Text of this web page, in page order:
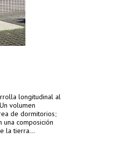
longitudinal al
volumen
de dormitorios;
una composición
la tierra...